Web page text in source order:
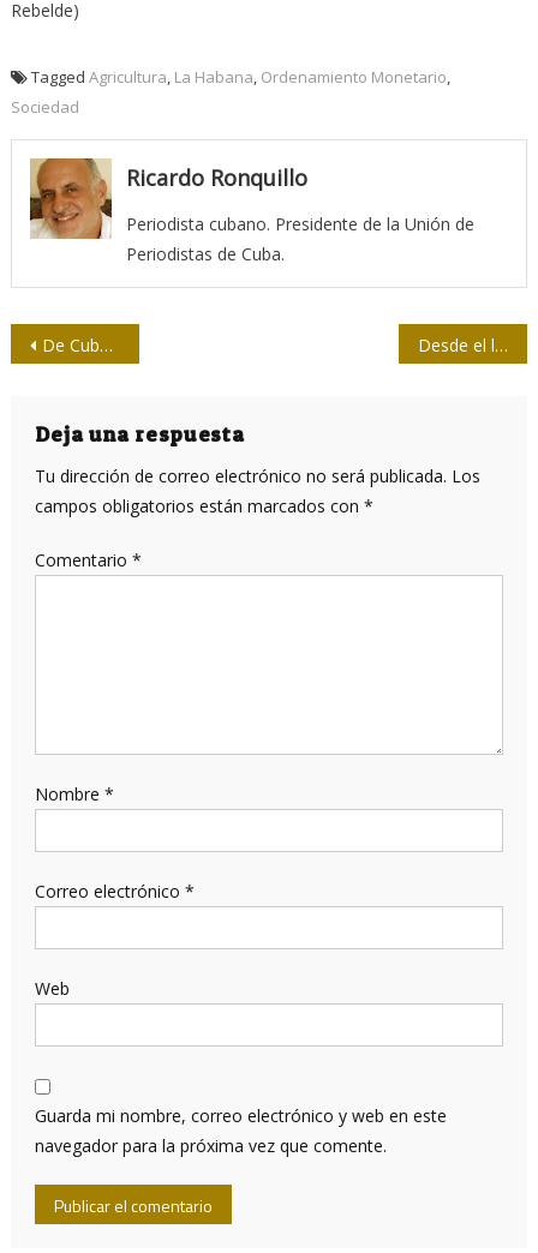
Rebelde)
Tagged Agricultura La Habana Ordenamiento Monetario
Sociedad
Ricardo Ronquillo
Periodista cubano. Presidente de la Unión de
Periodistas de Cuba.
Navegación
entradas
De Cuba a Chernóbil, la historia de un documental (+ trailer) Desde el lunes en Cuba segunda etapa de la fase III de Soberana 02
Deja una respuesta
Tu dirección de correo electrónico no será publicada. Los
campos obligatorios están marcados con *
Comentario *
Nombre *
Correo electrónico *
Web
Guarda mi nombre, correo electrónico y web en este
navegador para la próxima vez que comente.